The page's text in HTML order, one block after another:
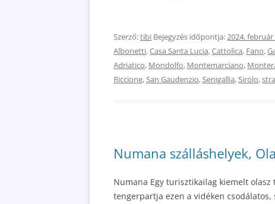
Szerző:tibi Bejegyzés időpontja:2024. február
Albonetti,Casa Santa Lucia,Cattolica, Fano,
Adriatico, Mondolfo, Montemarciano,
Riccione,San Gaudenzio,Senigallia,Sirolo,
Numana szálláshelyek,
Numana Egy turisztikailag kiemelt
tengerpartja ezen a vidéken